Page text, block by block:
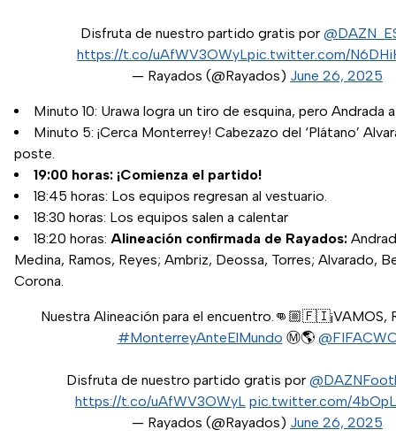
Disfruta de nuestro partido gratis por
https://t.co/uAfWV3OWyLpic.twitter.com/
— Rayados (@Rayados) June 26, 2025
Minuto 10: Urawa logra un tiro de esquina, pero Andrada
Minuto 5: ¡Cerca Monterrey! Cabezazo del ‘Plátano’
poste.
19:00 horas: ¡Comienza el partido!
18:45 horas: Los equipos regresan al vestuario.
18:30 horas: Los equipos salen a calentar
18:20 horas: Alineación confirmada de Rayados:
Medina, Ramos, Reyes; Ambriz, Deossa, Torres; Alvarado,
Corona.
Nuestra Alineación para el encuentro.👊🏼🇫🇮¡VAMOS,
#MonterreyAnteElMundo Ⓜ️🌎
Disfruta de nuestro partido gratis por
https://t.co/uAfWV3OWyL pic.twitter.com/
— Rayados (@Rayados) June 26, 2025